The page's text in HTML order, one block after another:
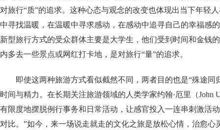
对旅行“质”的追求。这种心态与观念的改变也体现出当下年轻
中寻找温暖，在温暖中寻求感动，在感动中追寻自己的幸福感
新型旅行方式的受众群体主要是大学生，他们受到时间和金钱
内多去一些景点或网红打卡地，是对旅行“量”的追求。
即使这两种旅游方式看似截然不同，两者目的也是“殊途同
时间与精力。在长期关注旅游领域的人类学家约翰·厄里（John
有限度地摆脱例行事务和日常活动，让感官投入一连串刺激活
对比。”如今，来一场说走就走的文化之旅是放松心情，治愈心